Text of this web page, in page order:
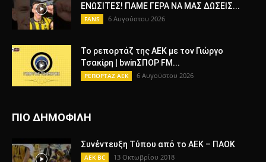
ΕΝΩΣΙΤΕΣ! ΠΑΜΕ ΓΕΡΑ ΝΑ ΜΑΣ ΔΩΣΕΙΣ...
FANS 6 Αυγούστου 2026
Το ρεπορτάζ της ΑΕΚ με τον Γιώργο
Τσακίρη | bwinΣΠΟΡ FM...
ΡΕΠΟΡΤΑΖ ΑΕΚ 6 Αυγούστου 2026
ΠΙΟ ΔΗΜΟΦΙΛΗ
Συνέντευξη Τύπου από το ΑΕΚ – ΠΑΟΚ
AEK BC 13 Οκτωβρίου 2018